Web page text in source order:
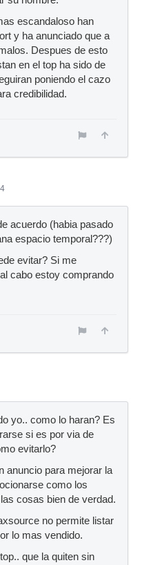
escandaloso han
y ha anunciado que a
Despues de esto
en el top ha sido de
poniendo el cazo
credibilidad.
acuerdo (habia pasado
espacio temporal???)
evitar? Si me
cabo estoy comprando
yo.. como lo haran? Es
si es por via de
evitarlo?
anuncio para mejorar la
como los
cosas bien de verdad.
no permite listar
lo mas vendido.
que la quiten sin